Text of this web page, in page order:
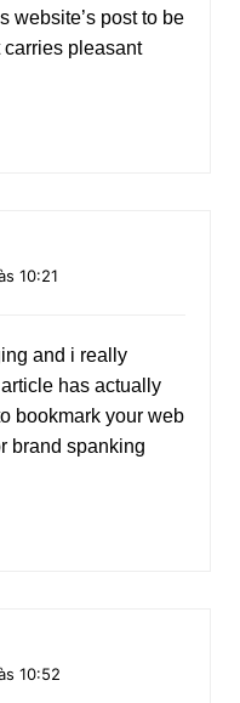
website’s post to be
carries pleasant
10:21
and i really
has actually
bookmark your web
brand spanking
10:52